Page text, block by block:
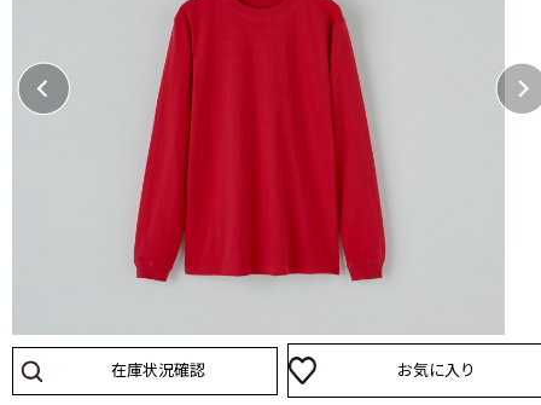
在庫状況確認 お気に入り